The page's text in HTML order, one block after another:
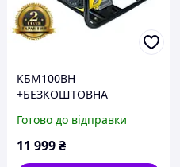
КБМ100ВН
+БЕЗКОШТОВНА
КЕНТАВР, високого тиску
(підйом 85 м!; 50+40 мм)
Готово до відправки
11 999₴